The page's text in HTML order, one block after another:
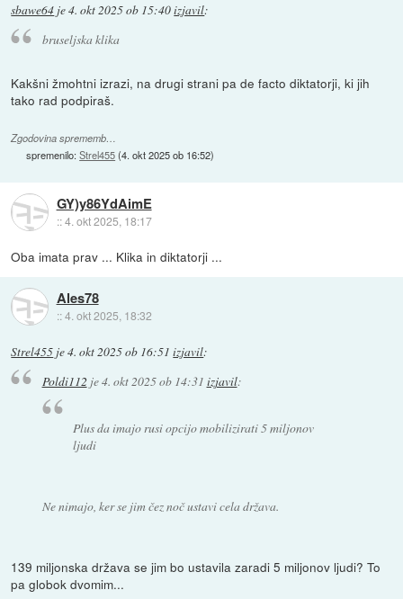
sbawe64 je4. okt 2025 ob 15:40izjavil:
bruseljska klika
Kakšni žmohtni izrazi, na drugi strani pa de facto diktatorji, ki jih
tako rad podpiraš.
Zgodovina sprememb…
spremenilo:Strel455(4. okt 2025 ob 16:52)
GY)y86YdAimE
::4. okt 2025, 18:17
Oba imata prav ... Klika in diktatorji ...
Ales78
::4. okt 2025, 18:32
Strel455 je4. okt 2025 ob 16:51 izjavil:
Poldi112je4. okt 2025 ob 14:31 izjavil:
Plus da imajo rusi opcijo mobilizirati 5 miljonov
ljudi
Ne nimajo, ker se jim čez noč ustavi cela država.
139 miljonska država se jim bo ustavila zaradi 5 miljonov ljudi? To
pa globok dvomim...